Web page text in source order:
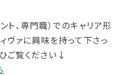
ト、専門職）でのキャリア形
ヴァに興味を持って下さっ
ご覧ください↓